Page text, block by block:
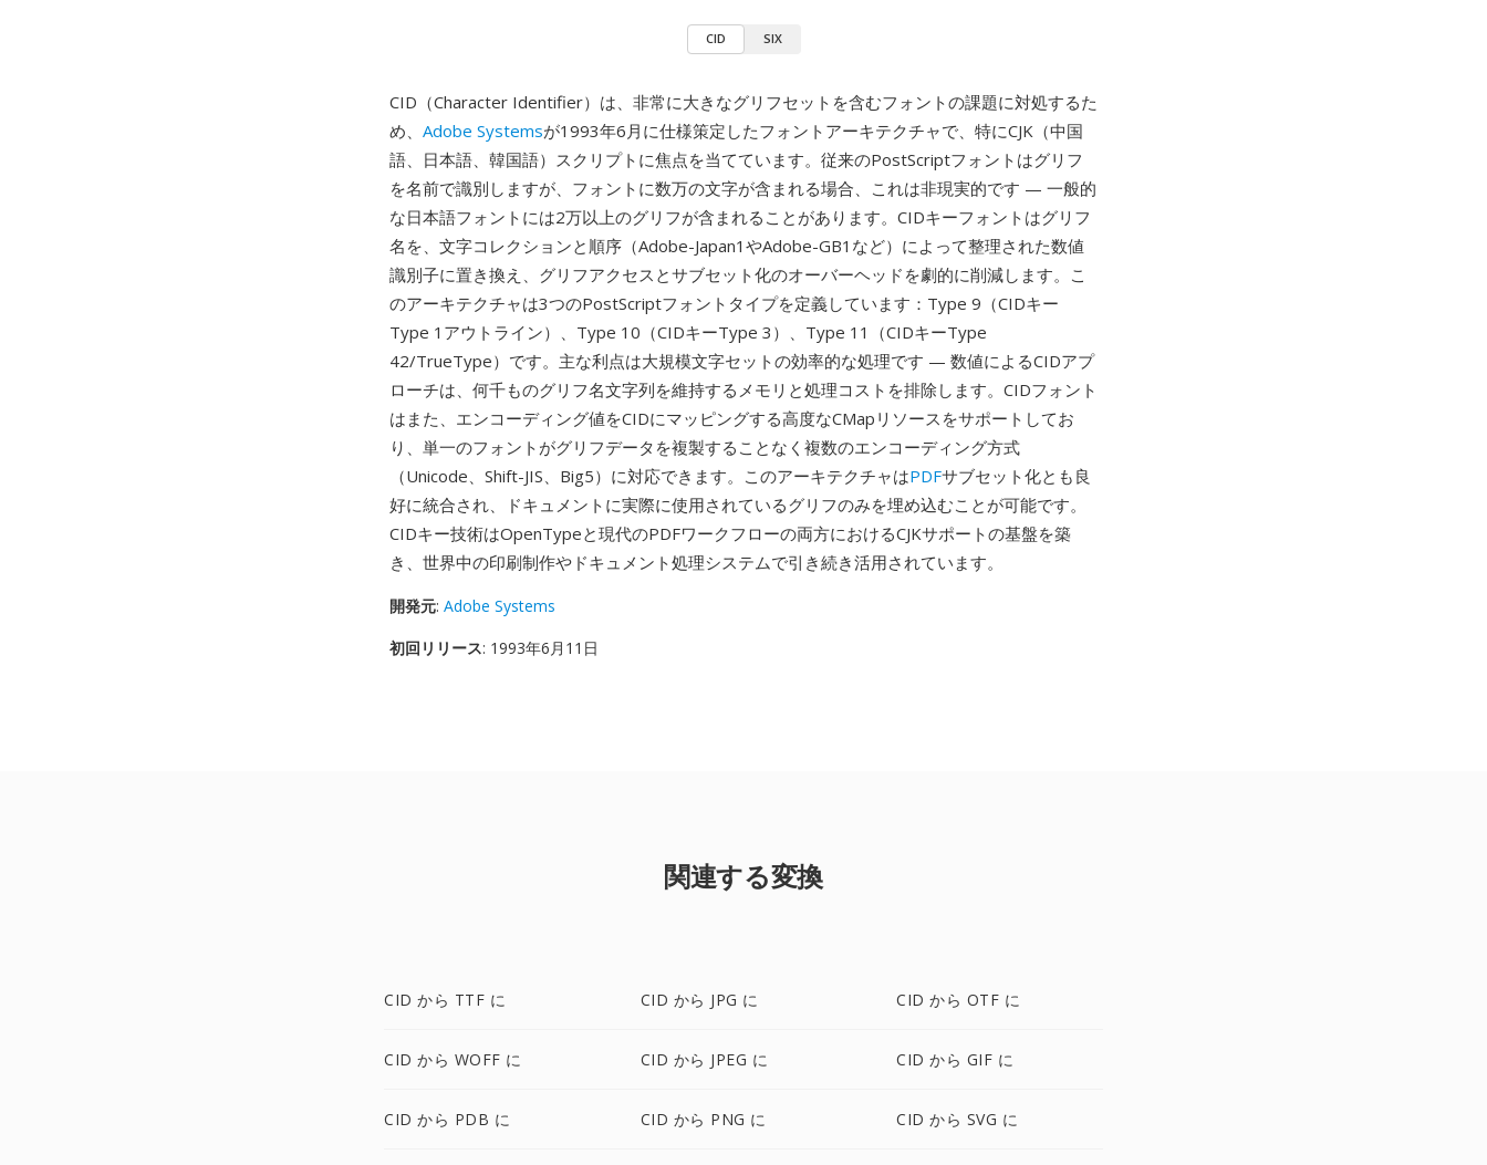
CID SIX
CID（Character Identifier）は、非常に大きなグリフセットを含むフォントの課題に対処するた
め、 Adobe Systemsが1993年6月に仕様策定したフォントアーキテクチャで、特にCJK（中国
語、日本語、韓国語）スクリプトに焦点を当てています。従来のPostScriptフォントはグリフ
を名前で識別しますが、フォントに数万の文字が含まれる場合、これは非現実的です — 一般的
な日本語フォントには2万以上のグリフが含まれることがあります。CIDキーフォントはグリフ
名を、文字コレクションと順序（Adobe-Japan1やAdobe-GB1など）によって整理された数値
識別子に置き換え、グリフアクセスとサブセット化のオーバーヘッドを劇的に削減します。こ
のアーキテクチャは3つのPostScriptフォントタイプを定義しています：Type 9（CIDキー
Type 1アウトライン）、Type 10（CIDキーType 3）、Type 11（CIDキーType
42/TrueType）です。主な利点は大規模文字セットの効率的な処理です — 数値によるCIDアプ
ローチは、何千ものグリフ名文字列を維持するメモリと処理コストを排除します。CIDフォント
はまた、エンコーディング値をCIDにマッピングする高度なCMapリソースをサポートしてお
り、単一のフォントがグリフデータを複製することなく複数のエンコーディング方式
（Unicode、Shift-JIS、Big5）に対応できます。このアーキテクチャはPDFサブセット化とも良
好に統合され、ドキュメントに実際に使用されているグリフのみを埋め込むことが可能です。
CIDキー技術はOpenTypeと現代のPDFワークフローの両方におけるCJKサポートの基盤を築
き、世界中の印刷制作やドキュメント処理システムで引き続き活用されています。
開発元: Adobe Systems
初回リリース: 1993年6月11日
関連する変換
CID から TTF に CID から JPG に CID から OTF に
CID から WOFF に CID から JPEG に CID から GIF に
CID から PDB に CID から PNG に CID から SVG に